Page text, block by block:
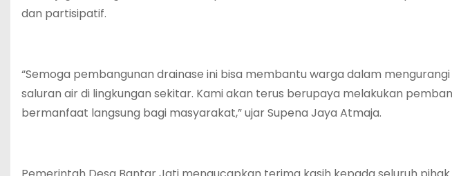
dan partisipatif.
‎“Semoga pembangunan drainase ini bisa membantu warga dalam
saluran air di lingkungan sekitar. Kami akan terus berupaya melakukan
bermanfaat langsung bagi masyarakat,” ujar Supena Jaya Atmaja.